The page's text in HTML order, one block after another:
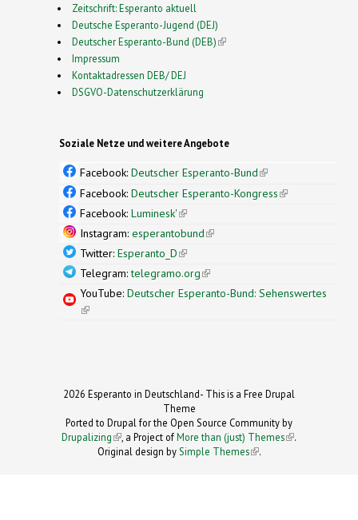
Zeitschrift: Esperanto aktuell
Deutsche Esperanto-Jugend (DEJ)
Deutscher Esperanto-Bund (DEB)(link is external)
Impressum
Kontaktadressen DEB/ DEJ
DSGVO-Datenschutzerklärung
Soziale Netze und weitere Angebote
Facebook: Deutscher Esperanto-Bund(link is
external)
Facebook: Deutscher Esperanto-Kongress(link is
Facebook: Luminesk'(link is external)
Instagram: esperantobund(link is external)
Twitter: Esperanto_D(link is external)
Telegram:telegramo.org(link is external)
YouTube: Deutscher Esperanto-Bund: Sehenswertes
(link is external)
2026 Esperanto in Deutschland- This is a Free Drupal
Theme
Ported to Drupal for the Open Source Community by
Drupalizing(link is external)
, a Project ofMore than (just) Themes (link is
.
Original design by Simple Themes
(link is
.